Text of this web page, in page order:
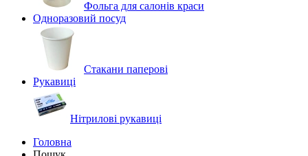
Фольга для салонів краси
Одноразовий посуд
Стакани паперові
Рукавиці
Нітрилові рукавиці
Головна